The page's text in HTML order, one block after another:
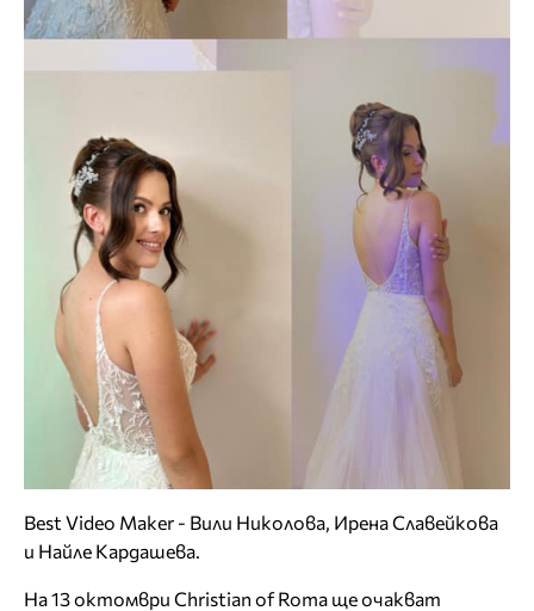
Best Video Maker - Вили Николова, Ирена Славейкова
и Найле Кардашева.
На 13 октомври Christian of Roma ще очакват